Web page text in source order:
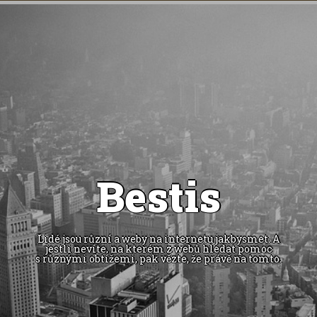
Bestis
Lidé jsou různí a weby na internetu jakbysmet. A
jestli nevíte, na kterém z webů hledat pomoc
s různými obtížemi, pak vězte, že právě na tomto.